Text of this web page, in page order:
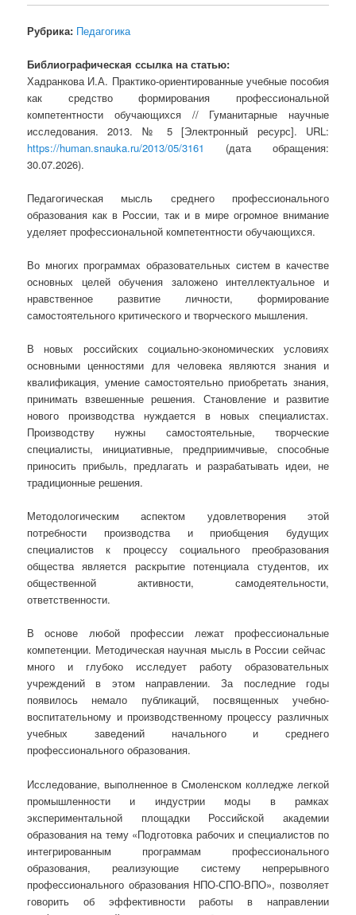
Рубрика: Педагогика
Библиографическая ссылка на статью:
Хадранкова И.А. Практико-ориентированные учебные пособия
как средство формирования профессиональной
компетентности обучающихся // Гуманитарные научные
исследования. 2013. № 5 [Электронный ресурс]. URL:
https://human.snauka.ru/2013/05/3161
(дата обращения:
30.07.2026).
Педагогическая мысль среднего профессионального
образования как в России, так и в мире огромное внимание
уделяет профессиональной компетентности обучающихся.
Во многих программах образовательных систем в качестве
основных целей обучения заложено интеллектуальное и
нравственное развитие личности, формирование
самостоятельного критического и творческого мышления.
В новых российских социально-экономических условиях
основными ценностями для человека являются знания и
квалификация, умение самостоятельно приобретать знания,
принимать взвешенные решения. Становление и развитие
нового производства нуждается в новых специалистах.
Производству нужны самостоятельные, творческие
специалисты, инициативные, предприимчивые, способные
приносить прибыль, предлагать и разрабатывать идеи, не
традиционные решения.
Методологическим аспектом удовлетворения этой
потребности производства и приобщения будущих
специалистов к процессу социального преобразования
общества является раскрытие потенциала студентов, их
общественной активности, самодеятельности,
ответственности.
В основе любой профессии лежат профессиональные
компетенции. Методическая научная мысль в России сейчас
много и глубоко исследует работу образовательных
учреждений в этом направлении. За последние годы
появилось немало публикаций, посвященных учебно-
воспитательному и производственному процессу различных
учебных заведений начального и среднего
профессионального образования.
Исследование, выполненное в Смоленском колледже легкой
промышленности и индустрии моды в рамках
экспериментальной площадки Российской академии
образования на тему «Подготовка рабочих и специалистов по
интегрированным программам профессионального
образования, реализующие систему непрерывного
профессионального образования НПО-СПО-ВПО», позволяет
говорить об эффективности работы в направлении